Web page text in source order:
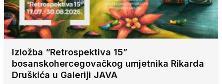
Izložba “Retrospektiva 15”
bosanskohercegovačkog umjetnika Rikarda
Druškića u Galeriji JAVA